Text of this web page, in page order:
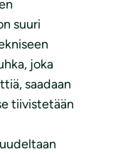
suuri
joka
saadaan
tiivistetään